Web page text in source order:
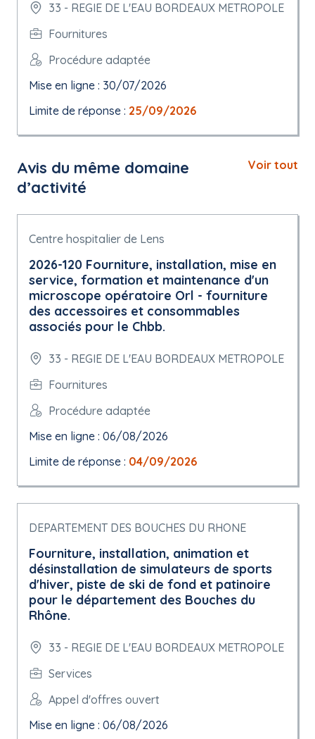
33 - REGIE DE L'EAU BORDEAUX METROPOLE
Fournitures
Procédure adaptée
Mise en ligne : 30/07/2026
Limite de réponse : 25/09/2026
Avis du même domaine
d’activité
Voir tout
Centre hospitalier de Lens
2026-120 Fourniture, installation, mise en
service, formation et maintenance d'un
microscope opératoire Orl - fourniture
des accessoires et consommables
associés pour le Chbb.
33 - REGIE DE L'EAU BORDEAUX METROPOLE
Fournitures
Procédure adaptée
Mise en ligne : 06/08/2026
Limite de réponse : 04/09/2026
DEPARTEMENT DES BOUCHES DU RHONE
Fourniture, installation, animation et
désinstallation de simulateurs de sports
d'hiver, piste de ski de fond et patinoire
pour le département des Bouches du
Rhône.
33 - REGIE DE L'EAU BORDEAUX METROPOLE
Services
Appel d'offres ouvert
Mise en ligne : 06/08/2026